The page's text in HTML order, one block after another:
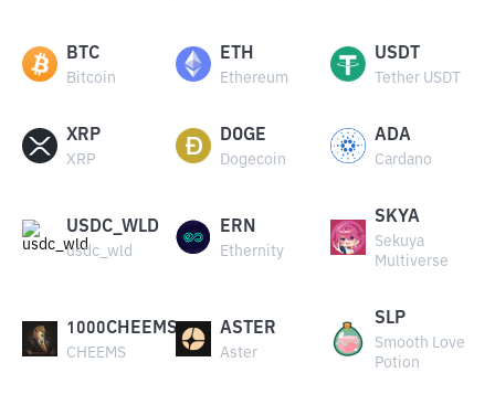
BTC
Bitcoin
ETH
Ethereum
USDT
Tether USDT
XRP
XRP
DOGE
Dogecoin
ADA
Cardano
USDC_WLD
usdc_wld
ERN
Ethernity
SKYA
Sekuya
Multiverse
1000CHEEMS
CHEEMS
ASTER
Aster
SLP
Smooth Love
Potion